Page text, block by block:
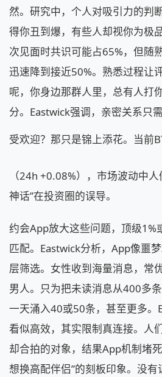
然。研究中，个人对吸引力的判
得你丑到爆，有些人却视你为极
次见面时共识可能占65%，但随
迅速降到接近50%。熟悉过程让
呢，你身边那群人里，总有人打
分。Eastwick强调，亲密关系只
受欢迎？那只是锦上添花。当前
（24h +0.08%），市场波动中
神话”在投资圈的误导。
约会App放大这些问题，顶级1%
匹配。Eastwick分析，App像噩
层筛选。女性收到海量消息，常
男人。只为把未读消息从400多
一天涌入40或50条，甚至更多。
看似高效，其实限制真连接。人
却合拍的对象，结果App机制堵
想换高配伴侣”的刻板印象。没有